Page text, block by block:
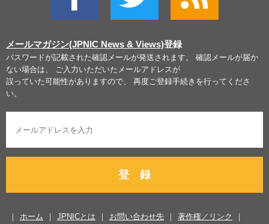
メールマガジン(JPNIC News & Views)登録
パスワードが記載された確認メールが発送されます。 確認メールが届か
ない場合は、 ご入力いただいたメールアドレスが
誤っていた可能性がありますので、 再度ご登録手続きを行ってくださ
い。
登 録
ホーム JPNICとは お問い合わせ先 著作権／リンク